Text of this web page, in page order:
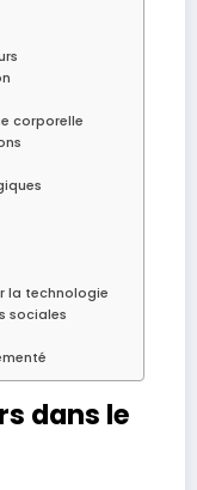
corporelle
la technologie
sociales
dans le